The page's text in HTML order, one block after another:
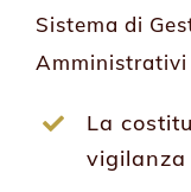
Sistema di
Amministrativi
La
vigilanza